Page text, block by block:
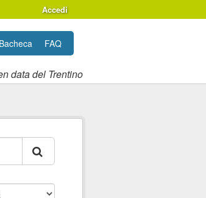
Accedi
data del Trentino
Bacheca FAQ